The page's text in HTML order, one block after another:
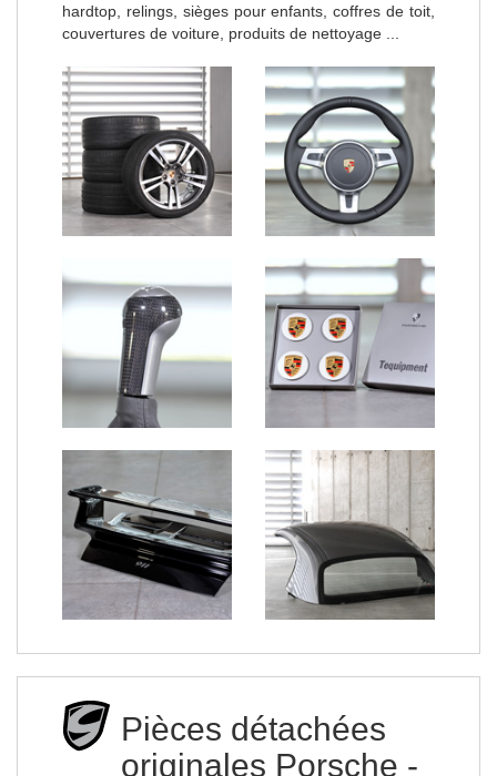
hardtop, relings, sièges pour enfants, coffres de toit,
couvertures de voiture, produits de nettoyage ...
Pièces détachées
originales Porsche -